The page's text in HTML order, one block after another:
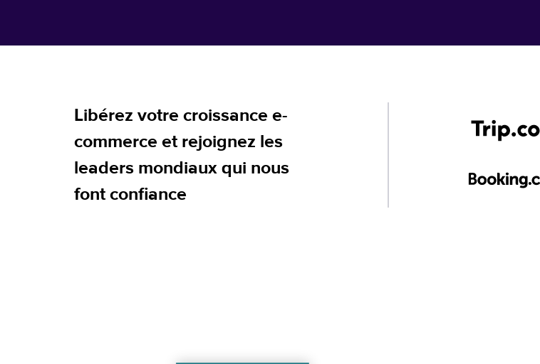
Libérez votre croissance e-
commerce et rejoignez les
leaders mondiaux qui nous
font confiance